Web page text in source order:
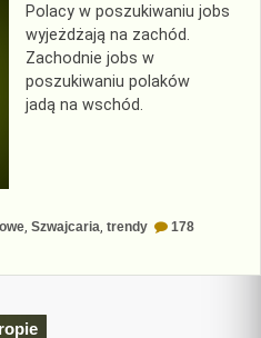
Polacy w poszukiwaniu jobs
wyjeżdżają na zachód.
Zachodnie jobs w
poszukiwaniu polaków
jadą na wschód.
, Szwajcaria, trendy
178